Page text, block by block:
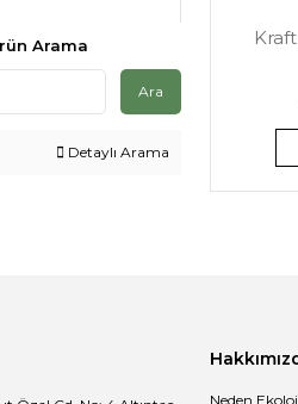
Arama
Ara
Detaylı Arama
Neden